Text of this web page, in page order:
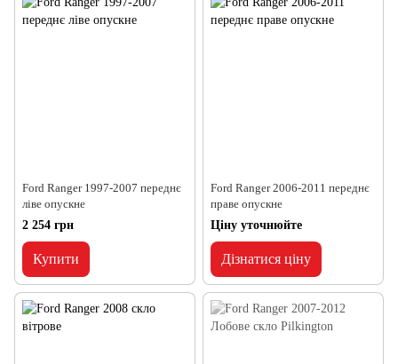
Ford Ranger 1997-2007 переднє
ліве опускне
2 254 грн
Купити
Ford Ranger 2006-2011 переднє
праве опускне
Ціну уточнюйте
Дізнатися ціну